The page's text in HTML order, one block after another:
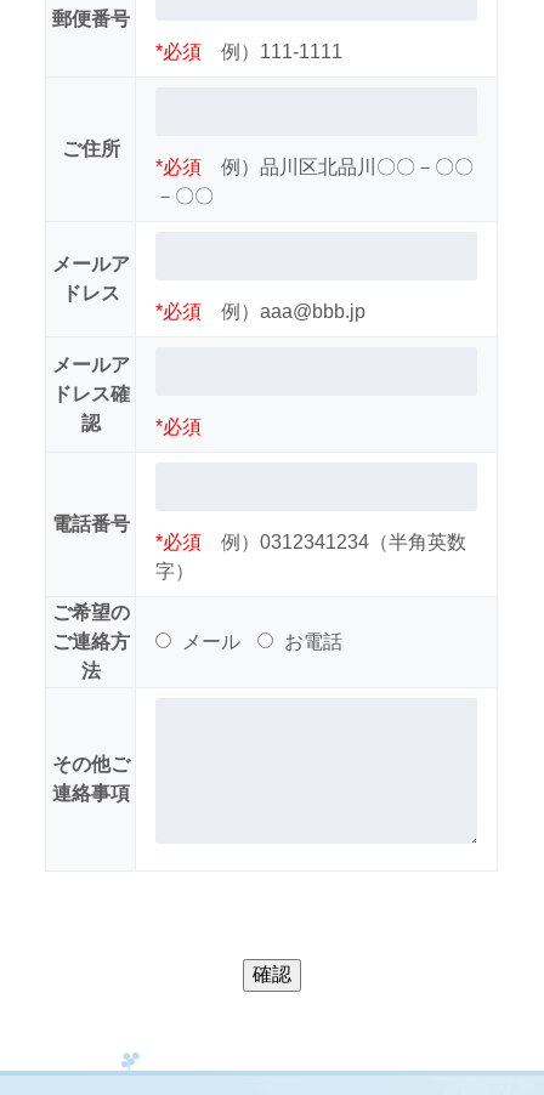
郵便番号
*必須
例）111-1111
ご住所
*必須
例）品川区北品川〇〇－〇〇
－〇〇
メールア
ドレス
*必須
例）aaa@bbb.jp
メールア
ドレス確
認
*必須
電話番号
*必須例）0312341234（半角英数
字）
ご希望の
ご連絡方
法
メール お電話
その他ご
連絡事項